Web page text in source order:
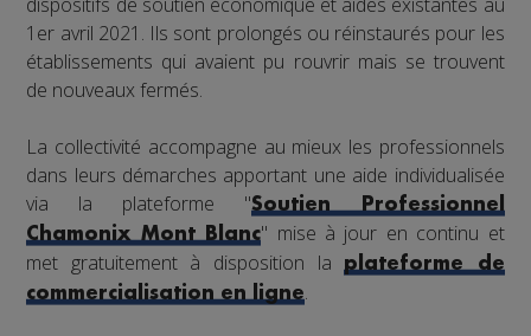
1er avril 2021. Ils sont prolongés ou réinstaurés pour les
établissements qui avaient pu rouvrir mais se trouvent
de nouveaux fermés.
La collectivité accompagne au mieux les professionnels
dans leurs démarches apportant une aide individualisée
via la plateforme "Soutien Professionnel
Chamonix Mont Blanc" mise à jour en continu et
met gratuitement à disposition laplateforme de
commercialisation en ligne.